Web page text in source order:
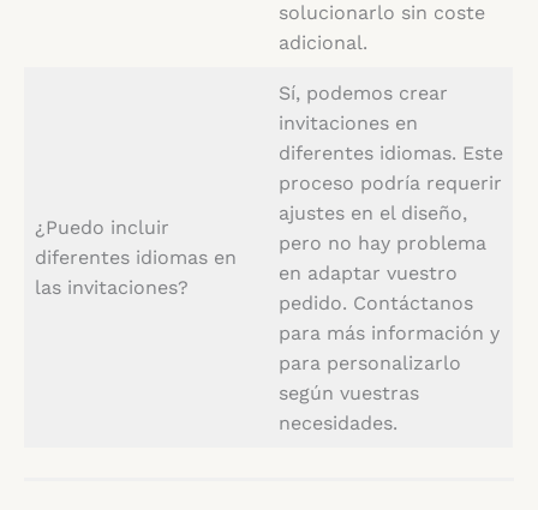
solucionarlo sin coste
adicional.
¿Puedo incluir
diferentes idiomas en
las invitaciones?
Sí, podemos crear
invitaciones en
diferentes idiomas. Este
proceso podría requerir
ajustes en el diseño,
pero no hay problema
en adaptar vuestro
pedido. Contáctanos
para más información y
para personalizarlo
según vuestras
necesidades.